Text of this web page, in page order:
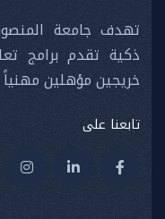
تهدف جامعة
ذكية تقدم برامج
خريجين مؤهلين مهنياً
تابعنا على